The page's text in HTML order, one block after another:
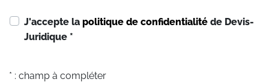
J'accepte la politique de confidentialité de Devis-
Juridique *
* : champ à compléter